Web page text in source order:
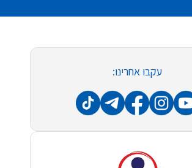
עקבו אחרינו: